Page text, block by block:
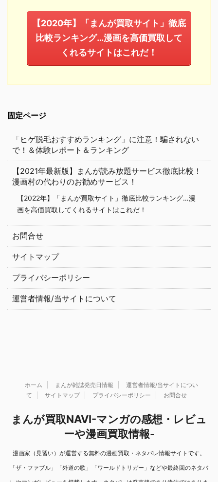
【2020年】「まんが買取サイト」徹底
比較ランキング…漫画を高価買取して
くれるサイトはこれだ！
固定ページ
「ヒゲ脱毛おすすめランキング」に注意！騙されない
で！＆体験レポート＆ランキング
【2021年最新版】まんが読み放題サービス徹底比較！
漫画村の代わりのお勧めサービス！
【2022年】「まんが買取サイト」徹底比較ランキング…漫
画を高価買取してくれるサイトはこれだ！
お問合せ
サイトマップ
プライバシーポリシー
運営者情報/当サイトについて
ホーム まんが雑誌発売日情報
運営者情報/当サイトについ
て
サイトマップ プライバシーポリシー お問合せ
まんが買取NAVI-マンガの感想・レビュ
ーや漫画買取情報-
漫画家（見習い）が運営する無料の漫画買取・ネタバレ情報サイトです。
「ザ・ファブル」「外道の歌」「ワールドトリガー」などや最終回のネタバ